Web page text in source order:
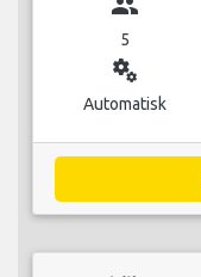
5
miscellaneous_services
Automatisk